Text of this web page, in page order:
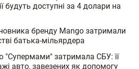
будуть доступні за 4 долари на
бренду Mango затримали
батька-мільярдера
"Супермами" затримала СБУ: її
авто, завезених як допомогу